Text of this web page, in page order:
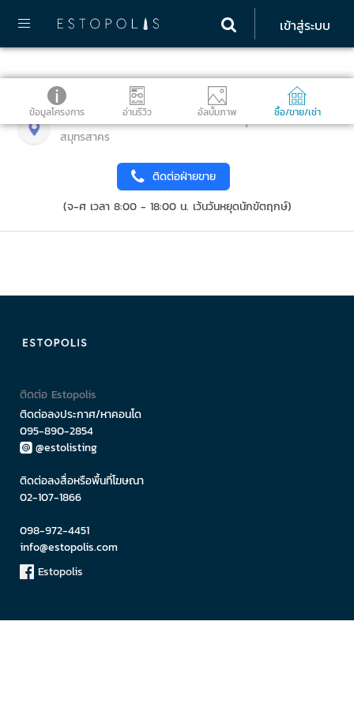
เข้าสู่ระบบ
ข้อมูลโครงการ อ่านรีวิว อัลบั้มภาพ ซื้อ/ขาย/เช่า
ถนนเพชรเกษม ตำบลอ้อมน้อย อำเภอกระทุ่มแบน จังหวัด
สมุทรสาคร
ติดต่อฝ่ายขาย
(จ-ศ เวลา 8:00 - 18:00 น. เว้นวันหยุดนักขัตฤกษ์)
ติดต่อ Estopolis
ติดต่อลงประกาศ/หาคอนโด
095-890-2854
@estolisting
ติดต่อลงสื่อหรือพื้นที่โฆษณา
02-107-1866
098-972-4451
info@estopolis.com
Estopolis